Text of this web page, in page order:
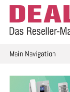
Skip
content
Main Navigation